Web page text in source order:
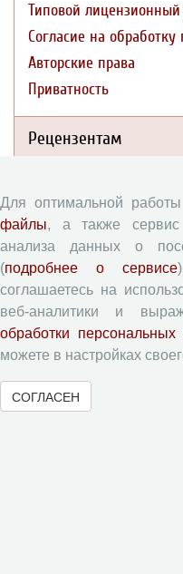
Типовой лицензионный
Согласие на
Авторские права
Приватность
Рецензентам
Форма рецензии
Журналы ВолНЦ РАН
Экономические и
Проблемы развития
Вопросы
Социальное
Для оптимальной
файлы, а также сервис
анализа данных о
(подробнее о сервисе
соглашаетесь на
веб-аналитики и
обработки
можете в настройках
СОГЛАСЕН